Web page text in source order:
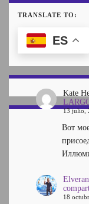
TRANSLATE TO:
ES
Kate
13 julio,
Вот
18